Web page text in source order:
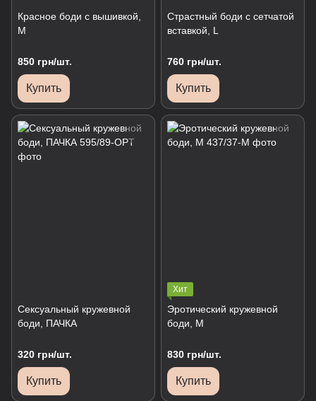
Красное боди с вышивкой,
М
850 грн/шт.
Купить
Страстный боди с сетчатой ​​
вставкой, L
760 грн/шт.
Купить
Сексуальный кружевной
боди, ПАЧКА
320 грн/шт.
Купить
Хит
Эротический кружевной
боди, М
830 грн/шт.
Купить